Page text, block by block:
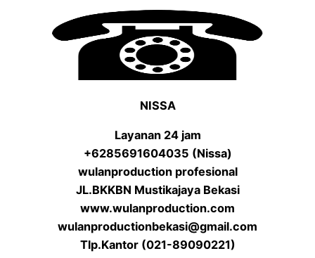
NISSA
Layanan 24 jam
+6285691604035 (Nissa)
wulanproduction profesional
JL.BKKBN Mustikajaya Bekasi
www.wulanproduction.com
wulanproductionbekasi@gmail.com
Tlp.Kantor (021-89090221)